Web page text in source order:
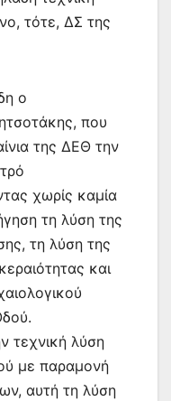
τότε, ΔΣ της
ο
που
της ΔΕΘ την
χωρίς καμία
τη λύση της
τη λύση της
και
τεχνική λύση
με παραμονή
αυτή τη λύση